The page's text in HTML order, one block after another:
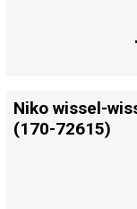
Niko wissel-
(170-72615)